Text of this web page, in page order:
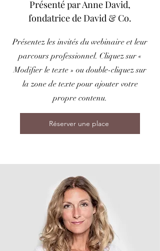
Présenté par Anne David,
fondatrice de David & Co.
Présentez les invités du webinaire et leur
parcours professionnel. Cliquez sur «
Modifier le texte » ou double-cliquez sur
la zone de texte pour ajouter votre
propre contenu.
Réserver une place